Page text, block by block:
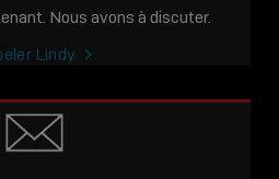
Nous avons à discuter.
Lindy